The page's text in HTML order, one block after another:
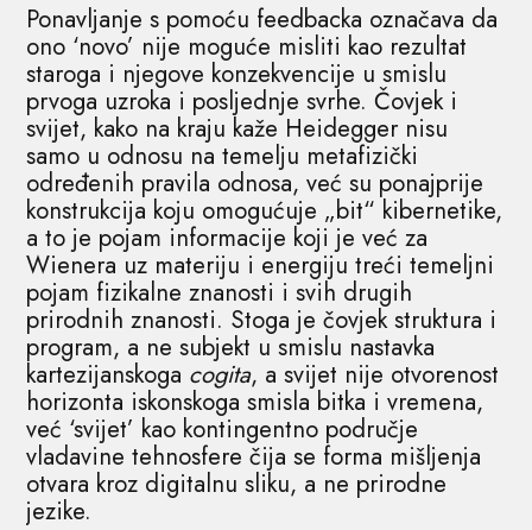
Ponavljanje s pomoću feedbacka označava da
ono ‘novo’ nije moguće misliti kao rezultat
staroga i njegove konzekvencije u smislu
prvoga uzroka i posljednje svrhe. Čovjek i
svijet, kako na kraju kaže Heidegger nisu
samo u odnosu na temelju metafizički
određenih pravila odnosa, već su ponajprije
konstrukcija koju omogućuje „bit“ kibernetike,
a to je pojam informacije koji je već za
Wienera uz materiju i energiju treći temeljni
pojam fizikalne znanosti i svih drugih
prirodnih znanosti. Stoga je čovjek struktura i
program, a ne subjekt u smislu nastavka
kartezijanskoga cogita, a svijet nije otvorenost
horizonta iskonskoga smisla bitka i vremena,
već ‘svijet’ kao kontingentno područje
vladavine tehnosfere čija se forma mišljenja
otvara kroz digitalnu sliku, a ne prirodne
jezike.